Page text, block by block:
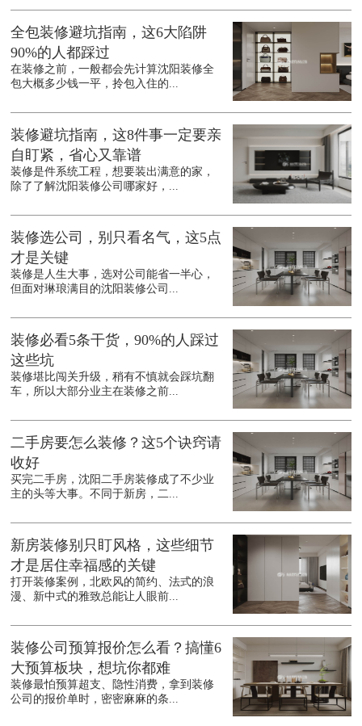
全包装修避坑指南，这6大陷阱
90%的人都踩过
在装修之前，一般都会先计算沈阳装修全
包大概多少钱一平，拎包入住的...
装修避坑指南，这8件事一定要亲
自盯紧，省心又靠谱
装修是件系统工程，想要装出满意的家，
除了了解沈阳装修公司哪家好，...
装修选公司，别只看名气，这5点
才是关键
装修是人生大事，选对公司能省一半心，
但面对琳琅满目的沈阳装修公司...
装修必看5条干货，90%的人踩过
这些坑
装修堪比闯关升级，稍有不慎就会踩坑翻
车，所以大部分业主在装修之前...
二手房要怎么装修？这5个诀窍请
收好
买完二手房，沈阳二手房装修成了不少业
主的头等大事。不同于新房，二...
新房装修别只盯风格，这些细节
才是居住幸福感的关键
打开装修案例，北欧风的简约、法式的浪
漫、新中式的雅致总能让人眼前...
装修公司预算报价怎么看？搞懂6
大预算板块，想坑你都难
装修最怕预算超支、隐性消费，拿到装修
公司的报价单时，密密麻麻的条...